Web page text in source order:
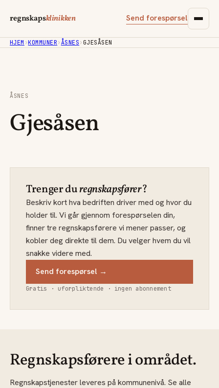
regnskapsklinikken Send forespørsel
HJEM ›KOMMUNER›ÅSNES›GJESÅSEN
ÅSNES
Gjesåsen
Trenger duregnskapsfører?
Beskriv kort hva bedriften driver med og hvor du
holder til. Vi går gjennom forespørselen din,
finner tre regnskapsførere vi mener passer, og
kobler deg direkte til dem. Du velger hvem du vil
snakke videre med.
Send forespørsel →
Gratis · uforpliktende · ingen abonnement
Regnskapsførere i området.
Regnskapstjenester leveres på kommunenivå. Se alle